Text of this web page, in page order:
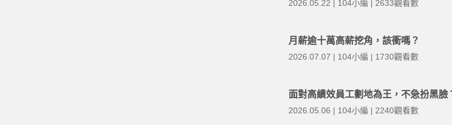
2026.05.22 | 104小編 | 2633觀看數
月薪逾十萬高薪挖角，該衝嗎？
2026.07.07 | 104小編 | 1730觀看數
面對高績效員工劃地為王，不急扮黑臉
2026.05.06 | 104小編 | 2240觀看數